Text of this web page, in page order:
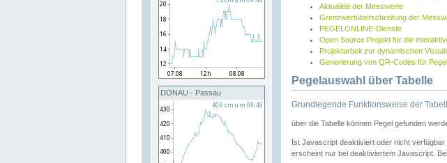
DONAU - Passau
Aktualität der Messwerte
Grenzwertüberschreitung der
PEGELONLINE-Dienste
Open Source Projekt für die
Projektarbeit zur dynamischen
Generierung von QR-Codes für
Pegelauswahl über Tabelle
Grundlegende Funktionsweise der
über die Tabelle können Pegel gefunden
Ist Javascript deaktiviert oder nicht
erscheint nur bei deaktiviertem Javascript.